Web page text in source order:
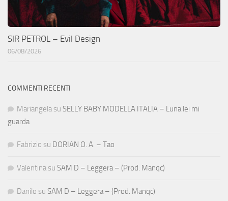
SIR PETROL – Evil Design
06/08/2026
COMMENTI RECENTI
Mariangela su SELLY BABY MODELLA ITALIA – Luna lei mi
guarda
Fabrizio su DORIAN O. A. – Tao
Valentina su SAM D – Leggera – (Prod. Manqc)
Danilo su SAM D – Leggera – (Prod. Manqc)